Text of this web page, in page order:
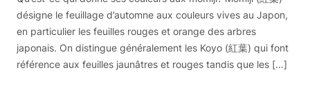
désigne le feuillage d’automne aux couleurs vives au Japon,
en particulier les feuilles rouges et orange des arbres
japonais. On distingue généralement les Koyo (紅葉) qui font
référence aux feuilles jaunâtres et rouges tandis que les […]